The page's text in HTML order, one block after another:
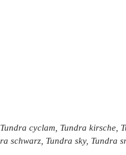
cyclam, Tundra kirsche,
schwarz, Tundra sky, Tundra